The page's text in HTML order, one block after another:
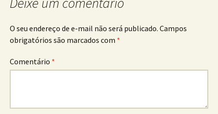
O seu endereço de e-mail não será publicado. Campos
obrigatórios são marcados com *
Comentário *